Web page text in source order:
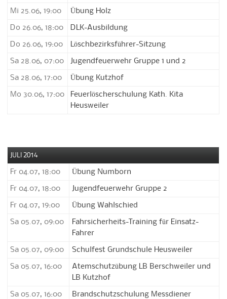
Mi 25.06, 19:00 Übung Holz
Do 26.06, 18:00 DLK-Ausbildung
Do 26.06, 19:00 Löschbezirksführer-Sitzung
Sa 28.06, 07:00 Jugendfeuerwehr Gruppe 1 und 2
Sa 28.06, 17:00 Übung Kutzhof
Mo 30.06, 17:00
Feuerlöscherschulung Kath. Kita
Heusweiler
JULI 2014
Fr 04.07, 18:00 Übung Numborn
Fr 04.07, 18:00 Jugendfeuerwehr Gruppe 2
Fr 04.07, 19:00 Übung Wahlschied
Sa 05.07, 09:00
Fahrsicherheits-Training für Einsatz-
Fahrer
Sa 05.07, 09:00 Schulfest Grundschule Heusweiler
Sa 05.07, 16:00
Atemschutzübung LB Berschweiler und
LB Kutzhof
Sa 05.07, 16:00 Brandschutzschulung Messdiener